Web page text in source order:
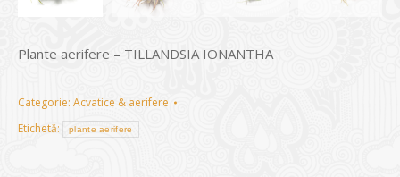
Plante aerifere – TILLANDSIA IONANTHA
Categorie: Acvatice & aerifere
Etichetă:
plante aerifere